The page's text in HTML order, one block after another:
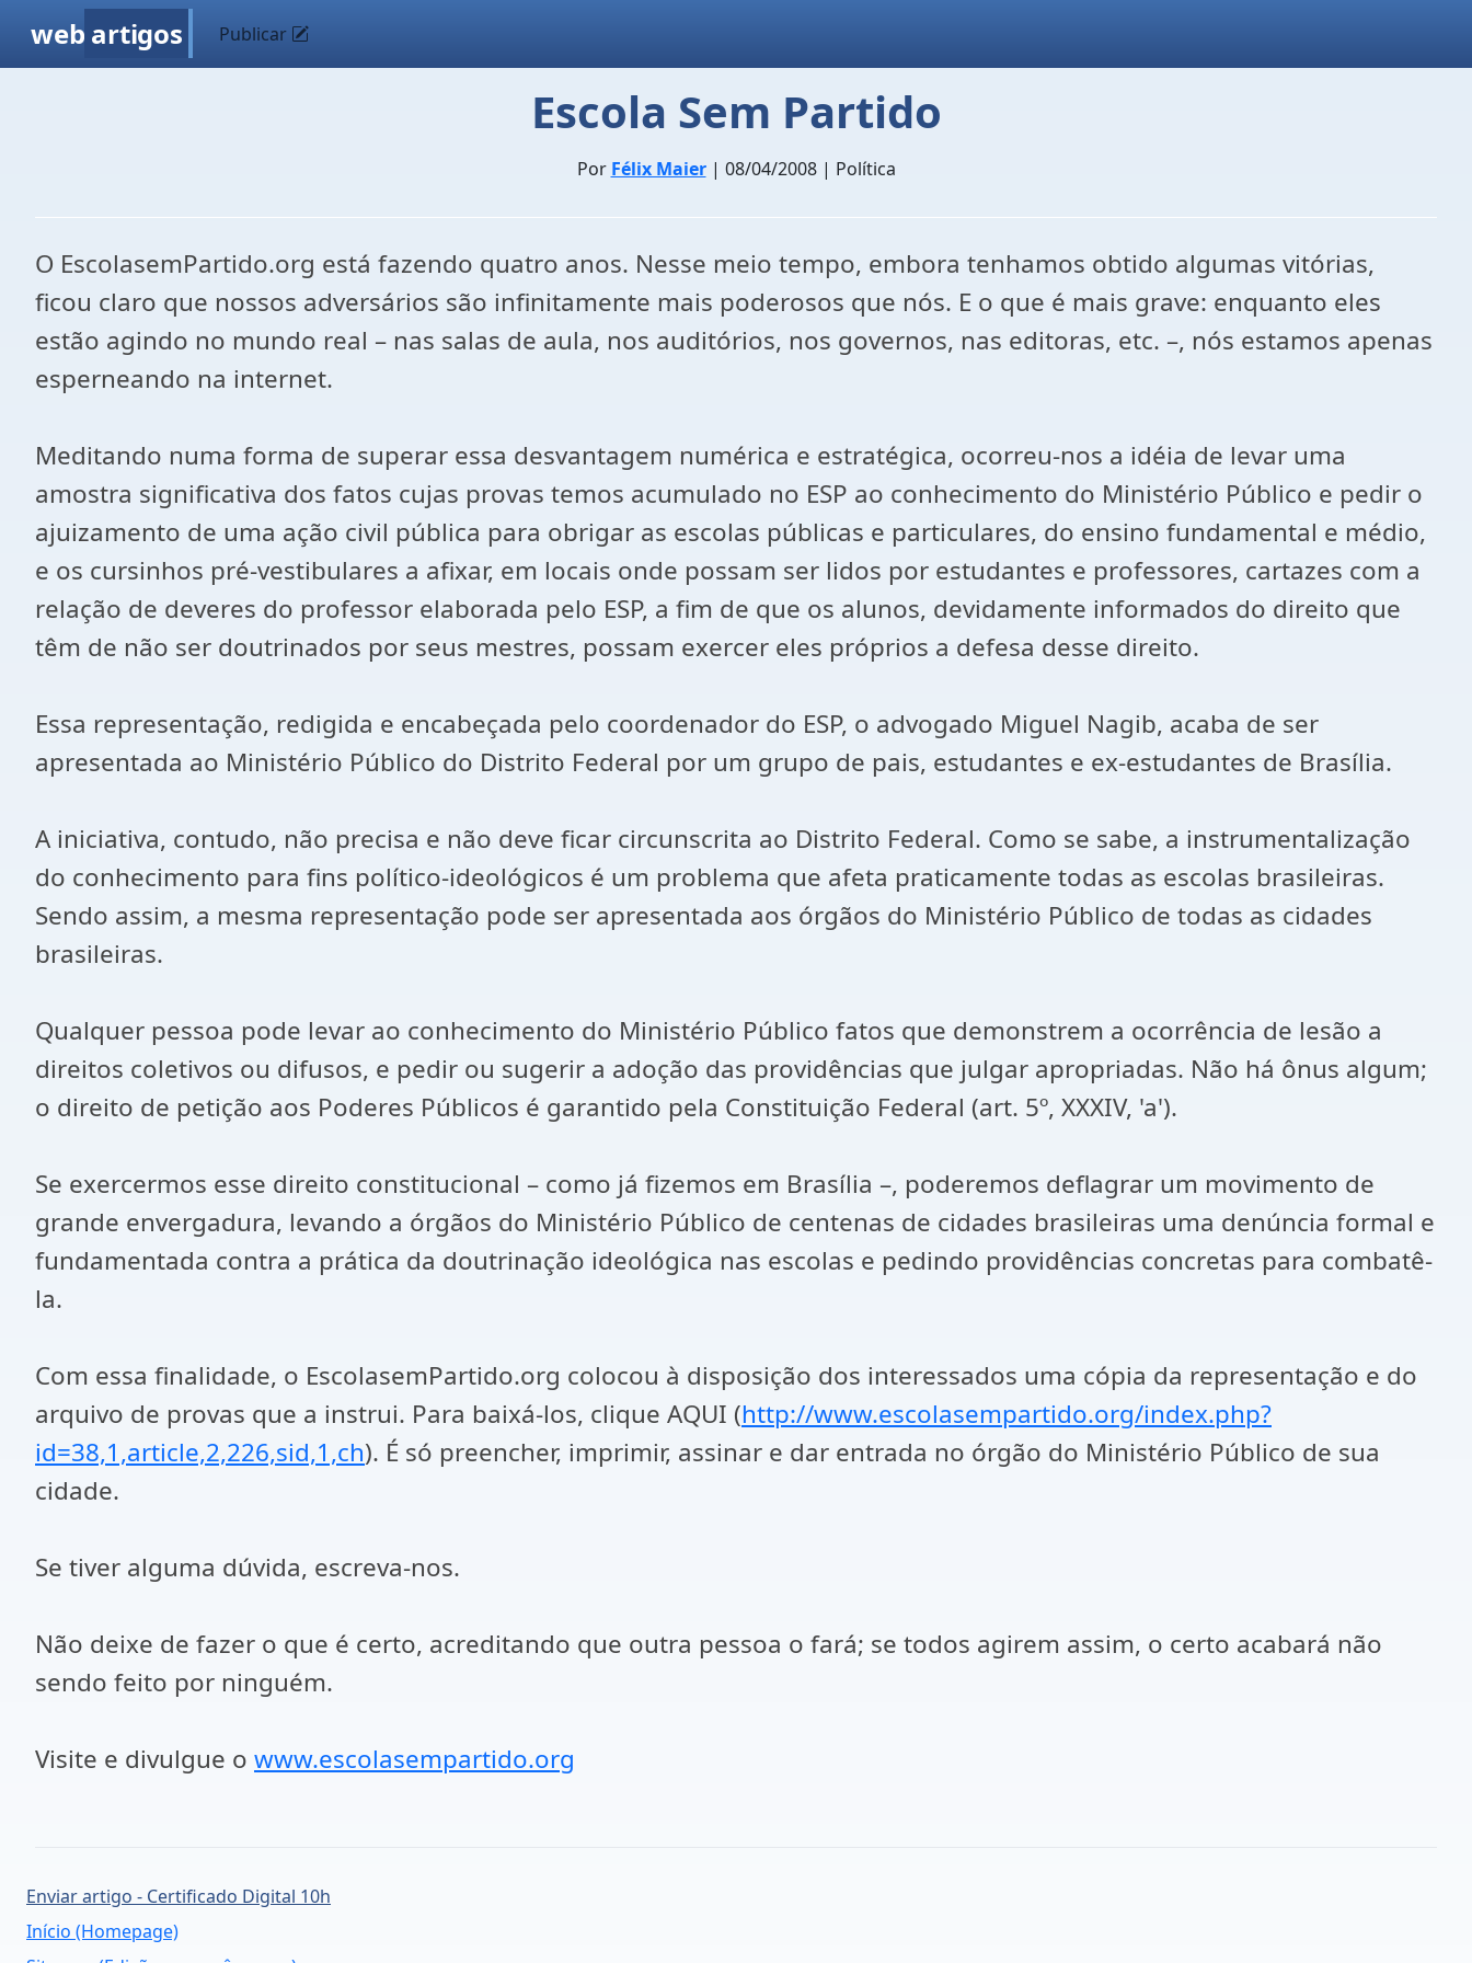
web artigos Publicar
Escola Sem Partido
Por Félix Maier| 08/04/2008 | Política
O EscolasemPartido.org está fazendo quatro anos. Nesse meio tempo, embora tenhamos obtido algumas vitórias,
ficou claro que nossos adversários são infinitamente mais poderosos que nós. E o que é mais grave: enquanto eles
estão agindo no mundo real – nas salas de aula, nos auditórios, nos governos, nas editoras, etc. –, nós estamos apenas
esperneando na internet.
Meditando numa forma de superar essa desvantagem numérica e estratégica, ocorreu-nos a idéia de levar uma
amostra significativa dos fatos cujas provas temos acumulado no ESP ao conhecimento do Ministério Público e pedir o
ajuizamento de uma ação civil pública para obrigar as escolas públicas e particulares, do ensino fundamental e médio,
e os cursinhos pré-vestibulares a afixar, em locais onde possam ser lidos por estudantes e professores, cartazes com a
relação de deveres do professor elaborada pelo ESP, a fim de que os alunos, devidamente informados do direito que
têm de não ser doutrinados por seus mestres, possam exercer eles próprios a defesa desse direito.
Essa representação, redigida e encabeçada pelo coordenador do ESP, o advogado Miguel Nagib, acaba de ser
apresentada ao Ministério Público do Distrito Federal por um grupo de pais, estudantes e ex-estudantes de Brasília.
A iniciativa, contudo, não precisa e não deve ficar circunscrita ao Distrito Federal. Como se sabe, a instrumentalização
do conhecimento para fins político-ideológicos é um problema que afeta praticamente todas as escolas brasileiras.
Sendo assim, a mesma representação pode ser apresentada aos órgãos do Ministério Público de todas as cidades
brasileiras.
Qualquer pessoa pode levar ao conhecimento do Ministério Público fatos que demonstrem a ocorrência de lesão a
direitos coletivos ou difusos, e pedir ou sugerir a adoção das providências que julgar apropriadas. Não há ônus algum;
o direito de petição aos Poderes Públicos é garantido pela Constituição Federal (art. 5º, XXXIV, 'a').
Se exercermos esse direito constitucional – como já fizemos em Brasília –, poderemos deflagrar um movimento de
grande envergadura, levando a órgãos do Ministério Público de centenas de cidades brasileiras uma denúncia formal e
fundamentada contra a prática da doutrinação ideológica nas escolas e pedindo providências concretas para combatê-
la.
Com essa finalidade, o EscolasemPartido.org colocou à disposição dos interessados uma cópia da representação e do
arquivo de provas que a instrui. Para baixá-los, clique AQUI (http://www.escolasempartido.org/index.php?
id=38,1,article,2,226,sid,1,ch). É só preencher, imprimir, assinar e dar entrada no órgão do Ministério Público de sua
cidade.
Se tiver alguma dúvida, escreva-nos.
Não deixe de fazer o que é certo, acreditando que outra pessoa o fará; se todos agirem assim, o certo acabará não
sendo feito por ninguém.
Visite e divulgue o www.escolasempartido.org
Enviar artigo - Certificado Digital 10h
Início (Homepage)